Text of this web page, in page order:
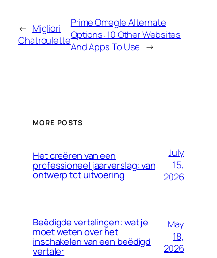
← Migliori
Chatroulette
Prime Omegle Alternate
Options: 10 Other Websites
And Apps To Use →
MORE POSTS
Het creëren van een
professioneel jaarverslag: van
ontwerp tot uitvoering
July
15,
2026
Beëdigde vertalingen: wat je
moet weten over het
inschakelen van een beëdigd
vertaler
May
18,
2026